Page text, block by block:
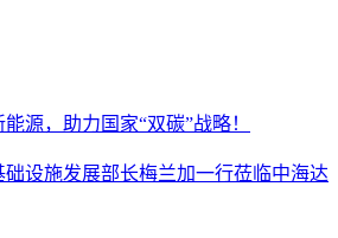
源，助力国家“双碳”战略！
设施发展部长梅兰加一行莅临中海达